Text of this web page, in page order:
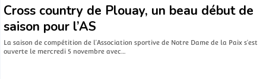
Cross country de Plouay, un beau début de
saison pour l’AS
La saison de compétition de l’Association sportive de Notre Dame de la Paix s’est
ouverte le mercredi 5 novembre avec…